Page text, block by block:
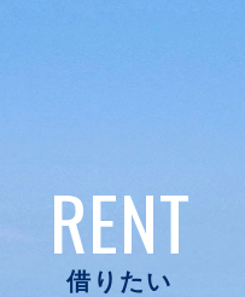
RENT
借りたい